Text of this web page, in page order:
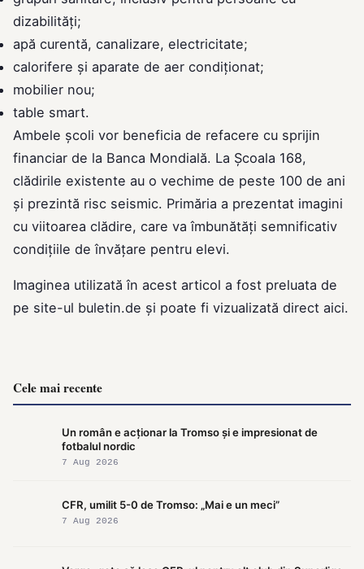
dizabilități;
apă curentă, canalizare, electricitate;
calorifere și aparate de aer condiționat;
mobilier nou;
table smart.
Ambele școli vor beneficia de refacere cu sprijin
financiar de la Banca Mondială. La Școala 168,
clădirile existente au o vechime de peste 100 de ani
și prezintă risc seismic. Primăria a prezentat imagini
cu viitoarea clădire, care va îmbunătăți semnificativ
condițiile de învățare pentru elevi.
Imaginea utilizată în acest articol a fost preluata de
pe site-ul buletin.de și poate fi vizualizată direct aici.
Cele mai recente
Un român e acționar la Tromso și e impresionat de
fotbalul nordic
7 Aug 2026
CFR, umilit 5-0 de Tromso: „Mai e un meci”
7 Aug 2026